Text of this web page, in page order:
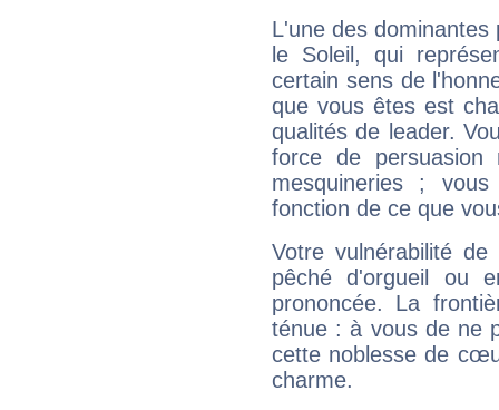
L'une des
le Soleil, qui
certain sens de
que vous êtes est
qualités de leader.
force de
mesquineries ;
fonction de ce que
Votre vulnérabilité
pêché d'orgueil ou
prononcée. La
ténue : à vous de ne
cette noblesse de
charme.